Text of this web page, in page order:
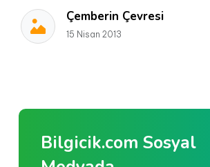
Çemberin Çevresi
15 Nisan 2013
Bilgicik.com Sosyal